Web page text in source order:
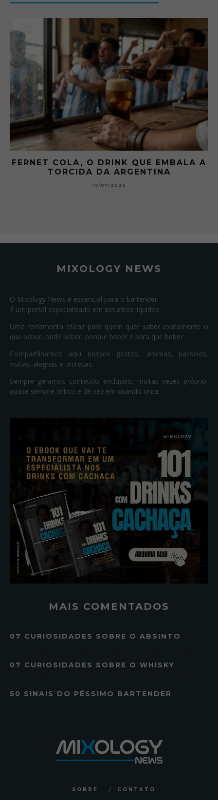
FERNET COLA, O DRINK QUE EMBALA A
TORCIDA DA ARGENTINA
19/07/2026
MIXOLOGY NEWS
O Mixology News é essencial para o bartender.
É um portal especializado em assuntos líquidos.
Uma ferramenta eficaz para quem quer saber exatamente o
que beber, onde beber, porque beber e para que beber.
Compartilhamos aqui nossos gostos, aromas, passeios,
visitas, alegrias e tristezas.
Sempre geramos conteúdo exclusivo, muitas vezes próprio,
quase sempre crítico e de vez em quando crica.
MAIS COMENTADOS
07 CURIOSIDADES SOBRE O ABSINTO
07 CURIOSIDADES SOBRE O WHISKY
50 SINAIS DO PÉSSIMO BARTENDER
SOBRE CONTATO